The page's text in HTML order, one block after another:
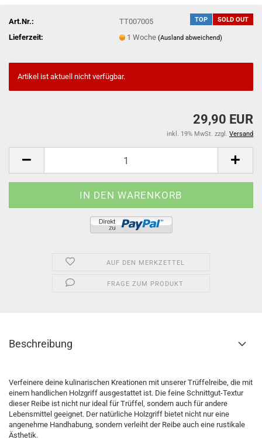
TOP SOLD OUT
Art.Nr.:
TT007005
Lieferzeit:
1 Woche(Ausland abweichend)
Artikel ist aktuell nicht verfügbar.
29,90 EUR
inkl. 19% MwSt. zzgl. Versand
AUF DEN MERKZETTEL
FRAGE ZUM PRODUKT
Beschreibung
Verfeinere deine kulinarischen Kreationen mit unserer Trüffelreibe, die mit
einem handlichen Holzgriff ausgestattet ist. Die feine Schnittgut-Textur
dieser Reibe ist nicht nur ideal für Trüffel, sondern auch für andere
Lebensmittel geeignet. Der natürliche Holzgriff bietet nicht nur eine
angenehme Handhabung, sondern verleiht der Reibe auch eine rustikale
Ästhetik.